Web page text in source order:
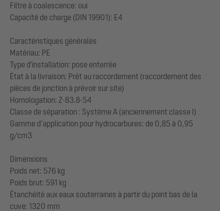
Filtre à coalescence: oui
Capacité de charge (DIN 19901): E4
Caractéristiques générales
Matériau: PE
Type d'installation: pose enterrée
État à la livraison: Prêt au raccordement (raccordement des
pièces de jonction à prévoir sur site)
Homologation: Z-83.8-54
Classe de séparation : Système A (anciennement classe I)
Gamme d’application pour hydrocarbures: de 0,85 à 0,95
g/cm3
Dimensions
Poids net: 576 kg
Poids brut: 591 kg
Étanchéité aux eaux souterraines à partir du point bas de la
cuve: 1320 mm